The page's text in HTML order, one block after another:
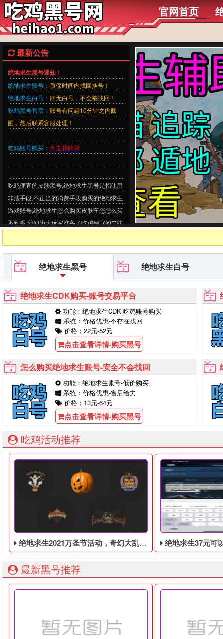
官网首页
最新公告
绝地求生黑号通知！
绝地求生账号： 质保时间内找回换号！
绝地求生白号： 四无白号，不会被找回！
吃鸡黑号售后： 账号有问题10分钟之内截
图，然后联系客服处理！
吃鸡账号购买： 点击我购买
吃鸡便宜的皮肤黑号,绝地求生黑号是指使用
非法手段,不正当的消费手段购买的绝地求生
游戏账号,绝地求生怎么购买皮肤车怎怎么买
不到呢,我们为大玩家准备了吃鸡便宜的皮肤
绝地求生黑号 绝地求生白号
绝地求生CDK购买-账号交易平台
功能：绝地求生CDK-吃鸡账号购买
系统：价格优惠-不存在找回
价格：22元-52元
点击查看详情-购买黑号
怎么购买绝地求生账号-安全不会找回
功能：绝地求生账号-低价购买
系统：价格优惠-售后给力
价格：13元-64元
点击查看详情-购买黑号
吃鸡活动推荐
绝地求生2021万圣节活动，奇幻大乱斗回归，还有新皮肤和新地图 绝地求生37元可以购买平
最新黑号推荐